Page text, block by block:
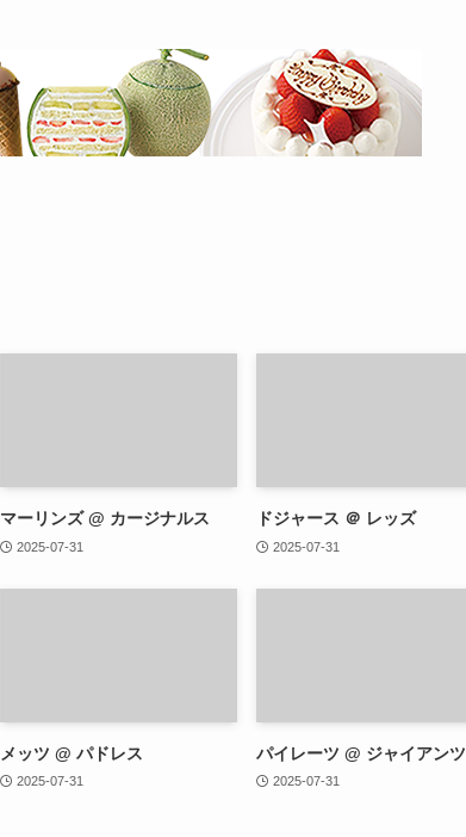
マーリンズ @ カージナルス
2025-07-31
ドジャース ＠ レッズ
2025-07-31
メッツ @ パドレス
2025-07-31
パイレーツ @ ジャイアンツ
2025-07-31